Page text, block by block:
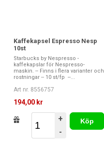
Kaffekapsel Espresso Nesp
10st
Starbucks by Nespresso -
kaffekapslar för Nespresso-
maskin. -- Finns i flera varianter och
rostningar -- 10 st/fp --...
Art nr. 8556757
194,00 kr
+
-
Köp